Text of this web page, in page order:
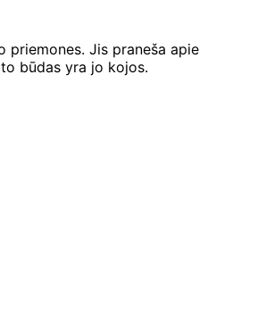
priemones. Jis praneša apie
būdas yra jo kojos.